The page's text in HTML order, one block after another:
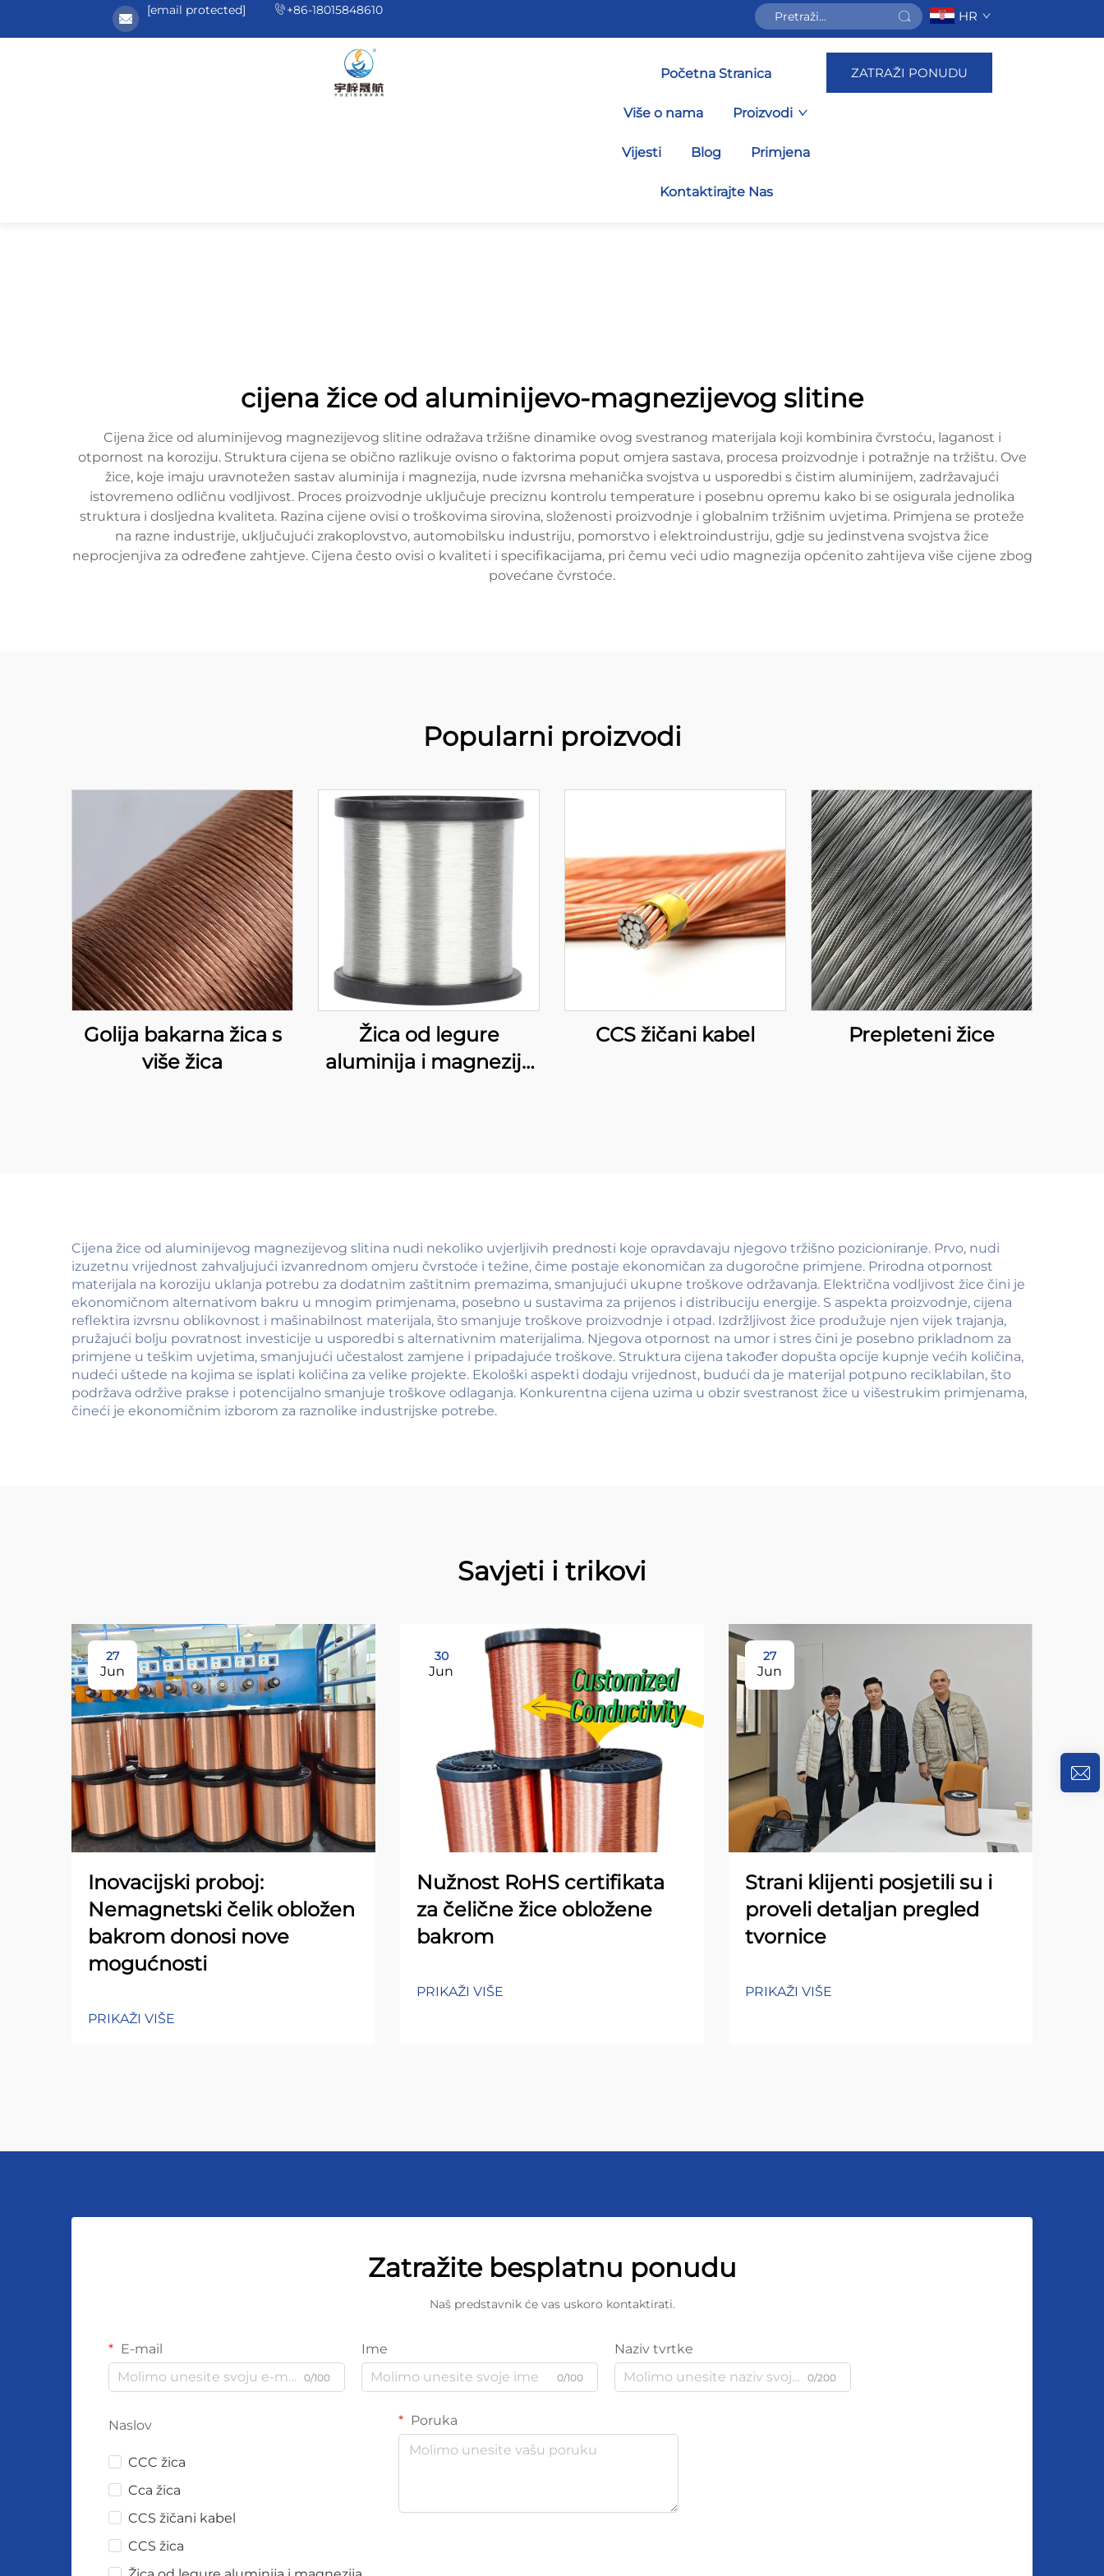
[email protected] +86-18015848610 HR
Početna Stranica
Više o nama Proizvodi
Vijesti Blog Primjena
Kontaktirajte Nas
ZATRAŽI PONUDU
cijena žice od aluminijevo-magnezijevog slitine
Cijena žice od aluminijevog magnezijevog slitine odražava tržišne dinamike ovog svestranog materijala koji kombinira čvrstoću, laganost i
otpornost na koroziju. Struktura cijena se obično razlikuje ovisno o faktorima poput omjera sastava, procesa proizvodnje i potražnje na tržištu. Ove
žice, koje imaju uravnotežen sastav aluminija i magnezija, nude izvrsna mehanička svojstva u usporedbi s čistim aluminijem, zadržavajući
istovremeno odličnu vodljivost. Proces proizvodnje uključuje preciznu kontrolu temperature i posebnu opremu kako bi se osigurala jednolika
struktura i dosljedna kvaliteta. Razina cijene ovisi o troškovima sirovina, složenosti proizvodnje i globalnim tržišnim uvjetima. Primjena se proteže
na razne industrije, uključujući zrakoplovstvo, automobilsku industriju, pomorstvo i elektroindustriju, gdje su jedinstvena svojstva žice
neprocjenjiva za određene zahtjeve. Cijena često ovisi o kvaliteti i specifikacijama, pri čemu veći udio magnezija općenito zahtijeva više cijene zbog
povećane čvrstoće.
Popularni proizvodi
Golija bakarna žica s
više žica
Žica od legure
aluminija i magnezija
CCS žičani kabel Prepleteni žice
Cijena žice od aluminijevog magnezijevog slitina nudi nekoliko uvjerljivih prednosti koje opravdavaju njegovo tržišno pozicioniranje. Prvo, nudi
izuzetnu vrijednost zahvaljujući izvanrednom omjeru čvrstoće i težine, čime postaje ekonomičan za dugoročne primjene. Prirodna otpornost
materijala na koroziju uklanja potrebu za dodatnim zaštitnim premazima, smanjujući ukupne troškove održavanja. Električna vodljivost žice čini je
ekonomičnom alternativom bakru u mnogim primjenama, posebno u sustavima za prijenos i distribuciju energije. S aspekta proizvodnje, cijena
reflektira izvrsnu oblikovnost i mašinabilnost materijala, što smanjuje troškove proizvodnje i otpad. Izdržljivost žice produžuje njen vijek trajanja,
pružajući bolju povratnost investicije u usporedbi s alternativnim materijalima. Njegova otpornost na umor i stres čini je posebno prikladnom za
primjene u teškim uvjetima, smanjujući učestalost zamjene i pripadajuće troškove. Struktura cijena također dopušta opcije kupnje većih količina,
nudeći uštede na kojima se isplati količina za velike projekte. Ekološki aspekti dodaju vrijednost, budući da je materijal potpuno reciklabilan, što
podržava održive prakse i potencijalno smanjuje troškove odlaganja. Konkurentna cijena uzima u obzir svestranost žice u višestrukim primjenama,
čineći je ekonomičnim izborom za raznolike industrijske potrebe.
Savjeti i trikovi
27
Jun
Inovacijski proboj:
Nemagnetski čelik obložen
bakrom donosi nove
mogućnosti
PRIKAŽI VIŠE
30
Jun
Nužnost RoHS certifikata
za čelične žice obložene
bakrom
PRIKAŽI VIŠE
27
Jun
Strani klijenti posjetili su i
proveli detaljan pregled
tvornice
PRIKAŽI VIŠE
Zatražite besplatnu ponudu
Naš predstavnik će vas uskoro kontaktirati.
E-mail
0/100
Ime
0/100
Naziv tvrtke
0/200
Naslov
CCC žica
Cca žica
CCS žičani kabel
CCS žica
Poruka